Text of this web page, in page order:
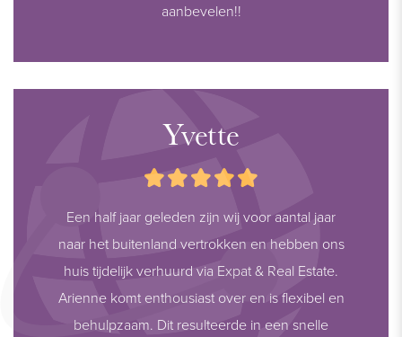
aanbevelen!!
Yvette
Een half jaar geleden zijn wij voor aantal jaar
naar het buitenland vertrokken en hebben ons
huis tijdelijk verhuurd via Expat & Real Estate.
Arienne komt enthousiast over en is flexibel en
behulpzaam. Dit resulteerde in een snelle